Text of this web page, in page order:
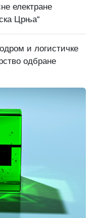
електране
Црња“
и логистичке
одбране